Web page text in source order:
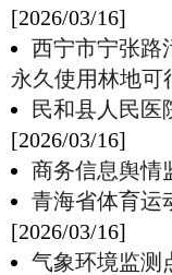
[2026/03/16]
西宁市宁张路
永久使用林地可
民和县人民医
[2026/03/16]
商务信息舆情
青海省体育运
[2026/03/16]
气象环境监测